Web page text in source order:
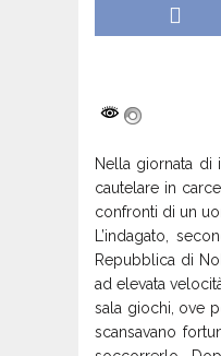
Nella giornata di
cautelare in
confronti di un
L’indagato,
Repubblica di
ad elevata
sala giochi, ove
scansavano